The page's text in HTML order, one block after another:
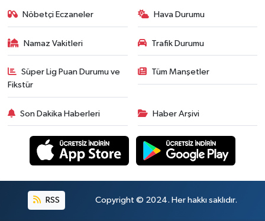
Nöbetçi Eczaneler Hava Durumu
Namaz Vakitleri Trafik Durumu
Süper Lig Puan Durumu ve
Fikstür
Tüm Manşetler
Son Dakika Haberleri Haber Arşivi
RSS Copyright © 2024. Her hakkı saklıdır.